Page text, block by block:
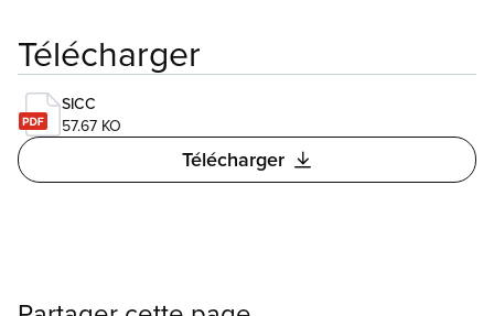
Télécharger
SICC
57.67 KO
Télécharger